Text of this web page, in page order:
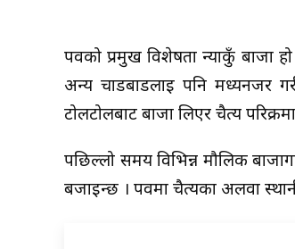
पर्वको प्रमुख विशेषता न्याकुँ बाजा
अन्य चाडबाडलाई पनि मध्यनजर
टोलटोलबाट बाजा लिएर चैत्य
पछिल्लो समय विभिन्न मौलिक
बजाइन्छ । पर्वमा चैत्यका अलवा